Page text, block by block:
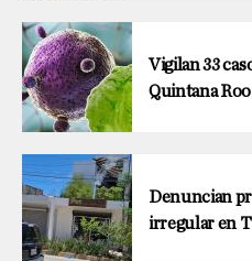
Vigilan 33
Quintana Roo
Denuncian
irregular en